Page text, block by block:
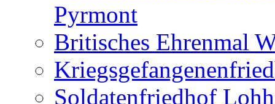
Pyrmont
Britisches Ehrenmal
Soldatenfriedhof